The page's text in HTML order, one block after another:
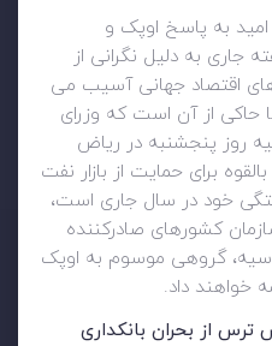
به پاسخ اوپک و
به دلیل نگرانی از
های اقتصاد جهانی آسیب می
حاکی از آن است که وزرای
روز پنجشنبه در ریاض
برای حمایت از بازار نفت
خود در سال جاری است،
کشورهای صادرکننده
گروهی موسوم به اوپک
از بحران بانکداری